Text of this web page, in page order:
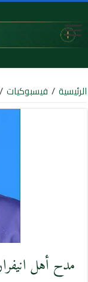
الرئيسية / فيسبوكيات /
مدح أهل